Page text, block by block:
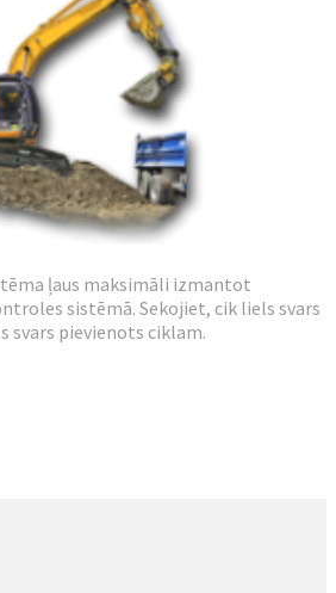
ļaus maksimāli izmantot
sistēmā. Sekojiet, cik liels svars
svars pievienots ciklam.